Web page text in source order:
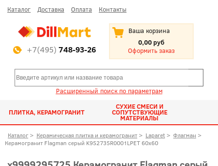
Каталог Доставка Оплата Контакты
+7(495) 748-93-26
Ваша корзина
0,00 руб
Оформить заказ
Расширенный поиск по параметрам
ПЛИТКА, КЕРАМОГРАНИТ
СУХИЕ СМЕСИ И
СОПУТСТВУЮЩИЕ
МАТЕРИАЛЫ
Каталог > Керамическая плитка и керамогранит > Laparet > Флагман >
Керамогранит Flagman серый K952735R0001LPET 60x60